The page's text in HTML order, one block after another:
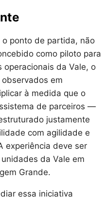
ponto de partida, não
como piloto para
operacionais da Vale, o
em
à medida que o
de parceiros —
justamente
com agilidade e
experiência deve ser
da Vale em
Grande.
essa iniciativa